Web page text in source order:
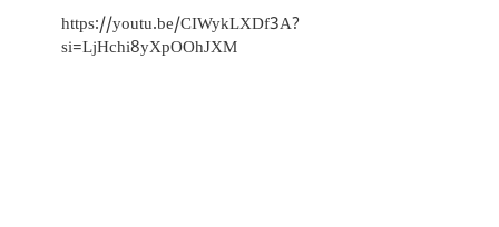
https://youtu.be/CIWykLXDf3A?
si=LjHchi8yXpOOhJXM